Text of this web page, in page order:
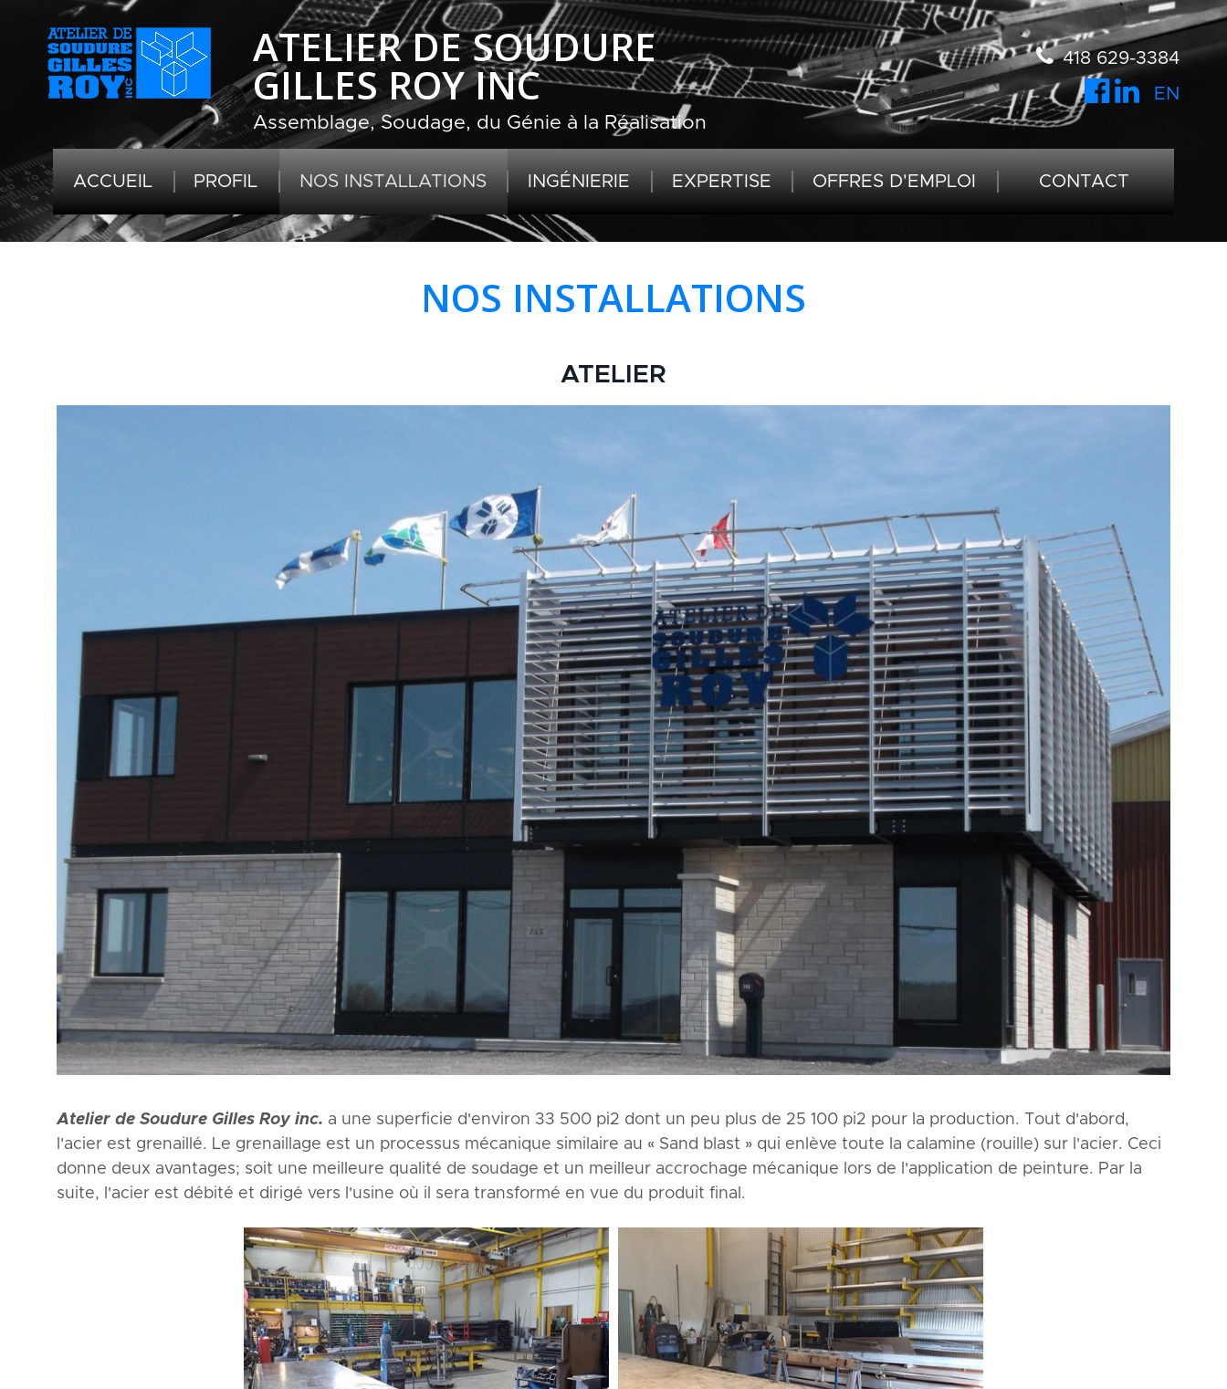
ATELIER DE SOUDURE
GILLES ROY INC
Assemblage, Soudage, du Génie à la Réalisation
418 629-3384
EN
ACCUEIL PROFIL NOS INSTALLATIONS INGÉNIERIE EXPERTISE OFFRES D'EMPLOI CONTACT
NOS INSTALLATIONS
ATELIER
Atelier de Soudure Gilles Roy inc. a une superficie d'environ 33 500 pi2 dont un peu plus de 25 100 pi2 pour la production. Tout d'abord,
l'acier est grenaillé. Le grenaillage est un processus mécanique similaire au « Sand blast » qui enlève toute la calamine (rouille) sur l'acier. Ceci
donne deux avantages; soit une meilleure qualité de soudage et un meilleur accrochage mécanique lors de l'application de peinture. Par la
suite, l'acier est débité et dirigé vers l'usine où il sera transformé en vue du produit final.